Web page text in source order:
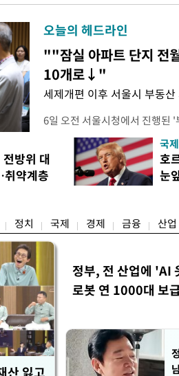
오늘의 헤드라인
""잠실 아파트 단지 전
10개로↓"
세제개편 이후 서울시 부동
6일 오전 서울시청에서 진행된
대토론회'에서는 정부의 세제
이어졌다. 이날 토론회에는 보
택자와 무주택 청년, 민간임대
리에이터 등 50여 명이 참석했
택
방위 대
약계층
국제
호
눈
정치 국제 경제 금융 산업
산 잃고
정부, 전 산업에
로봇 연 1000대 보